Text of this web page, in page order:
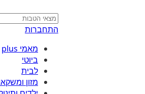
התחברות
מאמי plus
ביוטי
לבית
מזון